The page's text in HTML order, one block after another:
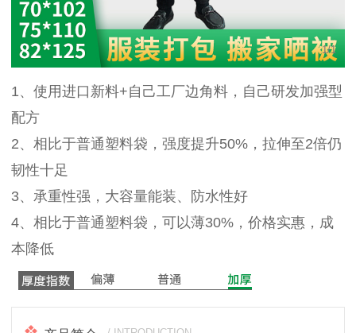
1/1
1、使用进口新料+自己工厂边角料，自己研发加强型
配方
2、相比于普通塑料袋，强度提升50%，拉伸至2倍仍
韧性十足
3、承重性强，大容量能装、防水性好
4、相比于普通塑料袋，可以薄30%，价格实惠，成
本降低